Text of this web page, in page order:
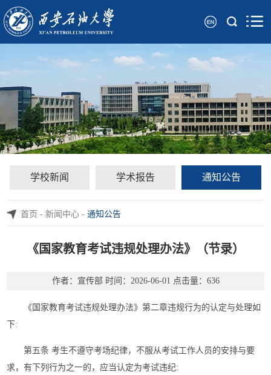
学校新闻 学术报告 通知公告
首页-新闻中心-通知公告
《国家教育考试违规处理办法》（节录）
作者：宣传部 时间：2026-06-01 点击量： 636
《国家教育考试违规处理办法》第二章违规行为的认定与处理如
下:
第五条 考生不遵守考场纪律，不服从考试工作人员的安排与要
求，有下列行为之一的，应当认定为考试违纪: